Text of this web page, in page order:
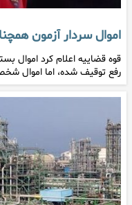
اموال سردار آزمون
قوه قضاییه اعلام کرد اموال
رفع توقیف شده، اما اموال